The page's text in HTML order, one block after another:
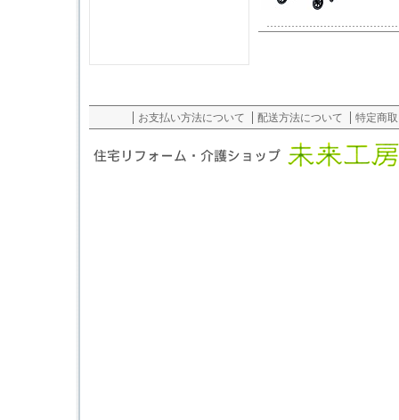
お支払い方法について 配送方法について 特定商